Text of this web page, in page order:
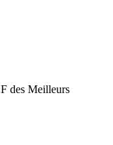
des Meilleurs